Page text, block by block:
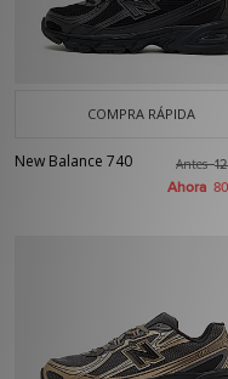
COMPRA RÁPIDA
New Balance 740 Antes
Ahora